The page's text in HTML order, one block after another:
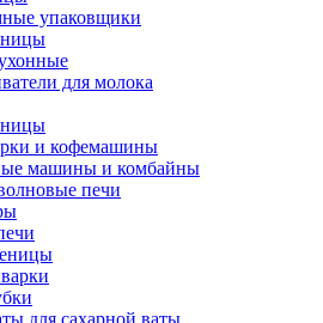
упаковщики
для молока
и кофемашины
машины и комбайны
печи
для сахарной ваты